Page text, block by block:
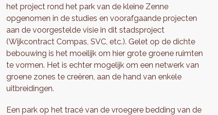
het project rond het park van de kleine Zenne
opgenomen in de studies en voorafgaande projecten
aan de voorgestelde visie in dit stadsproject
(Wijkcontract Compas, SVC, etc.). Gelet op de dichte
bebouwing is het moeilijk om hier grote groene ruimten
te vormen. Het is echter mogelijk om een netwerk van
groene zones te creëren, aan de hand van enkele
uitbreidingen.
Een park op het tracé van de vroegere bedding van de